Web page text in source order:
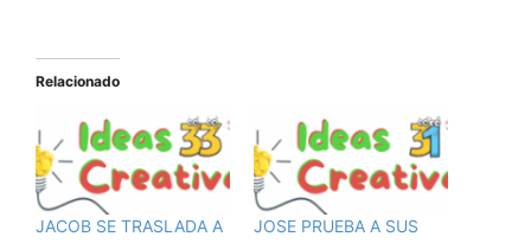
Relacionado
JACOB SE TRASLADA A
JOSE PRUEBA A SUS